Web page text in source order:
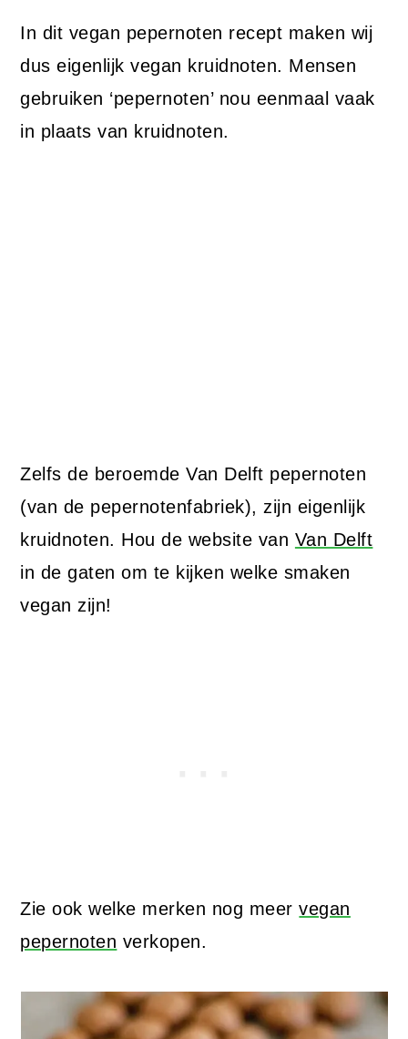
In dit vegan pepernoten recept maken wij
dus eigenlijk vegan kruidnoten. Mensen
gebruiken ‘pepernoten’ nou eenmaal vaak
in plaats van kruidnoten.
Zelfs de beroemde Van Delft pepernoten
(van de pepernotenfabriek), zijn eigenlijk
kruidnoten. Hou de website van Van Delft
in de gaten om te kijken welke smaken
vegan zijn!
Zie ook welke merken nog meervegan
pepernoten verkopen.